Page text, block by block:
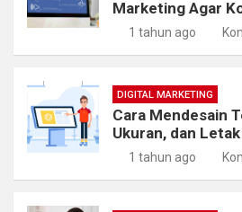
Marketing Agar
1 tahun ago
DIGITAL MARKETING
Cara Mendesain
Ukuran, dan Letak
1 tahun ago